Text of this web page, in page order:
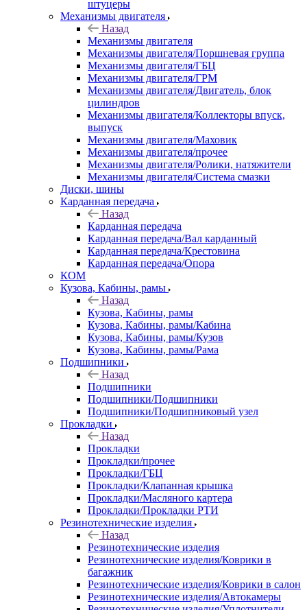
штуцеры
Механизмы двигателя
Назад
Механизмы двигателя
Механизмы двигателя/Поршневая группа
Механизмы двигателя/ГБЦ
Механизмы двигателя/ГРМ
Механизмы двигателя/Двигатель, блок
цилиндров
Механизмы двигателя/Коллекторы впуск,
выпуск
Механизмы двигателя/Маховик
Механизмы двигателя/прочее
Механизмы двигателя/Ролики, натяжители
Механизмы двигателя/Система смазки
Диски, шины
Карданная передача
Назад
Карданная передача
Карданная передача/Вал карданный
Карданная передача/Крестовина
Карданная передача/Опора
КОМ
Кузова, Кабины, рамы
Назад
Кузова, Кабины, рамы
Кузова, Кабины, рамы/Кабина
Кузова, Кабины, рамы/Кузов
Кузова, Кабины, рамы/Рама
Подшипники
Назад
Подшипники
Подшипники/Подшипники
Подшипники/Подшипниковый узел
Прокладки
Назад
Прокладки
Прокладки/прочее
Прокладки/ГБЦ
Прокладки/Клапанная крышка
Прокладки/Масляного картера
Прокладки/Прокладки РТИ
Резинотехнические изделия
Назад
Резинотехнические изделия
Резинотехнические изделия/Коврики в
багажник
Резинотехнические изделия/Коврики в салон
Резинотехнические изделия/Автокамеры